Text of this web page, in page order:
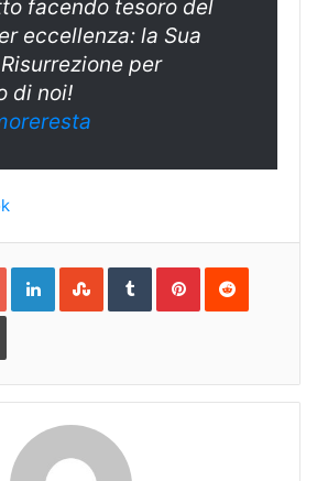
facendo tesoro del
eccellenza: la Sua
per
di noi!
Google+LinkedInStumbleUpon
TumblrPinterestReddit
Print